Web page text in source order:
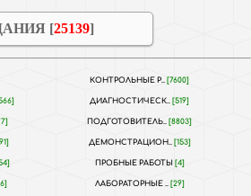
[25139]
КОНТРОЛЬНЫЕ Р.. [7600]
ДИАГНОСТИЧЕСК.. [519]
ПОДГОТОВИТЕЛЬ.. [8803]
ДЕМОНСТРАЦИОН.. [153]
ПРОБНЫЕ РАБОТЫ [4]
ЛАБОРАТОРНЫЕ .. [29]